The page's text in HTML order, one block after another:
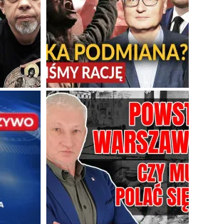
polityczna katastrofa
zasługują na najwyższy
żołnierze otrzymali zadanie po prostu